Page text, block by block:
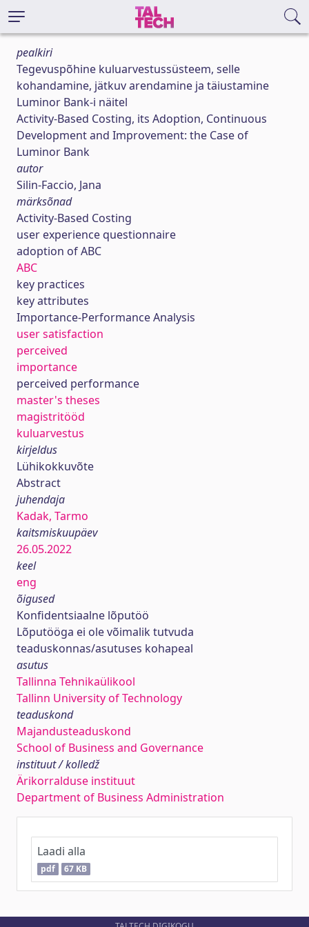
pealkiri
Tegevuspõhine kuluarvestussüsteem, selle
kohandamine, jätkuv arendamine ja täiustamine
Luminor Bank-i näitel
Activity-Based Costing, its Adoption, Continuous
Development and Improvement: the Case of
Luminor Bank
autor
Silin-Faccio, Jana
märksõnad
Activity-Based Costing
user experience questionnaire
adoption of ABC
ABC
key practices
key attributes
Importance-Performance Analysis
user satisfaction
perceived
importance
perceived performance
master's theses
magistritööd
kuluarvestus
kirjeldus
Lühikokkuvõte
Abstract
juhendaja
Kadak, Tarmo
kaitsmiskuupäev
26.05.2022
keel
eng
õigused
Konfidentsiaalne lõputöö
Lõputööga ei ole võimalik tutvuda
teaduskonnas/asutuses kohapeal
asutus
Tallinna Tehnikaülikool
Tallinn University of Technology
teaduskond
Majandusteaduskond
School of Business and Governance
instituut / kolledž
Ärikorralduse instituut
Department of Business Administration
Laadi alla
pdf 67 KB